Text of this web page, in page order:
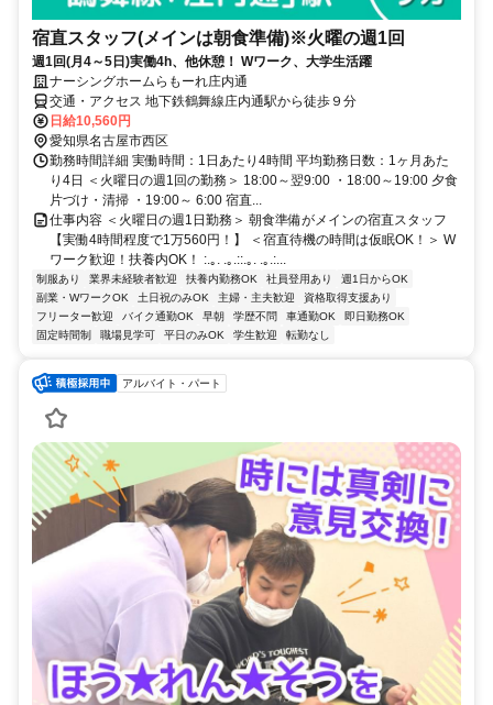
宿直スタッフ(メインは朝食準備)※火曜の週1回
週1回(月4～5日)実働4h、他休憩！ Wワーク、大学生活躍
ナーシングホームらもーれ庄内通
交通・アクセス 地下鉄鶴舞線庄内通駅から徒歩９分
日給10,560円
愛知県名古屋市西区
勤務時間詳細 実働時間：1日あたり4時間 平均勤務日数：1ヶ月あた
り4日 ＜火曜日の週1回の勤務＞ 18:00～翌9:00 ・18:00～19:00 夕食
片づけ・清掃 ・19:00～ 6:00 宿直...
仕事内容 ＜火曜日の週1日勤務＞ 朝食準備がメインの宿直スタッフ
【実働4時間程度で1万560円！】 ＜宿直待機の時間は仮眠OK！＞ W
ワーク歓迎！扶養内OK！ :.｡. .｡.::.｡. .｡.:...
制服あり 業界未経験者歓迎 扶養内勤務OK 社員登用あり
週1日からOK
副業・WワークOK
土日祝のみOK 主婦・主夫歓迎
資格取得支援あり
フリーター歓迎
バイク通勤OK 早朝 学歴不問 車通勤OK
即日勤務OK
固定時間制
職場見学可 平日のみOK 学生歓迎 転勤なし
アルバイト・パート